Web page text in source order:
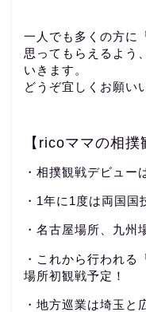
一人でも多くの方に
思ってもらえるよう
いきます。
どうぞ宜しくお願い
【ricoママの相撲
・相撲観戦デビュー
・1年に1度は両国
・名古屋場所、九州
・これから行われる
場所初観戦予定！
・地方巡業は埼玉と